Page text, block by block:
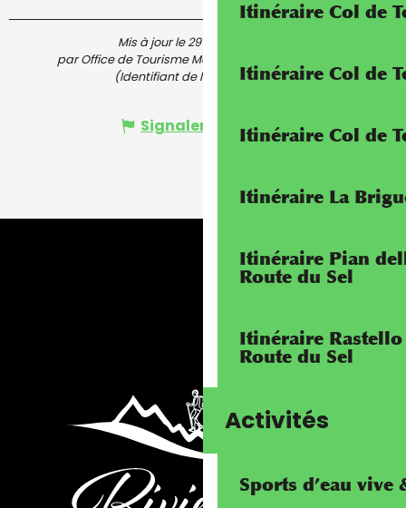
Itinéraire Col de
Itinéraire Col de
Itinéraire Col de
Itinéraire La
Itinéraire Pian
Route du Sel
Itinéraire
Route du Sel
Activités
Sports d’eau vive
Mis à jour le 29 juin 2024 à 11:01
par Office de Tourisme Menton, Riviera & Merveilles
(Identifiant de l'offre :
5552462)
Signaler une erreur